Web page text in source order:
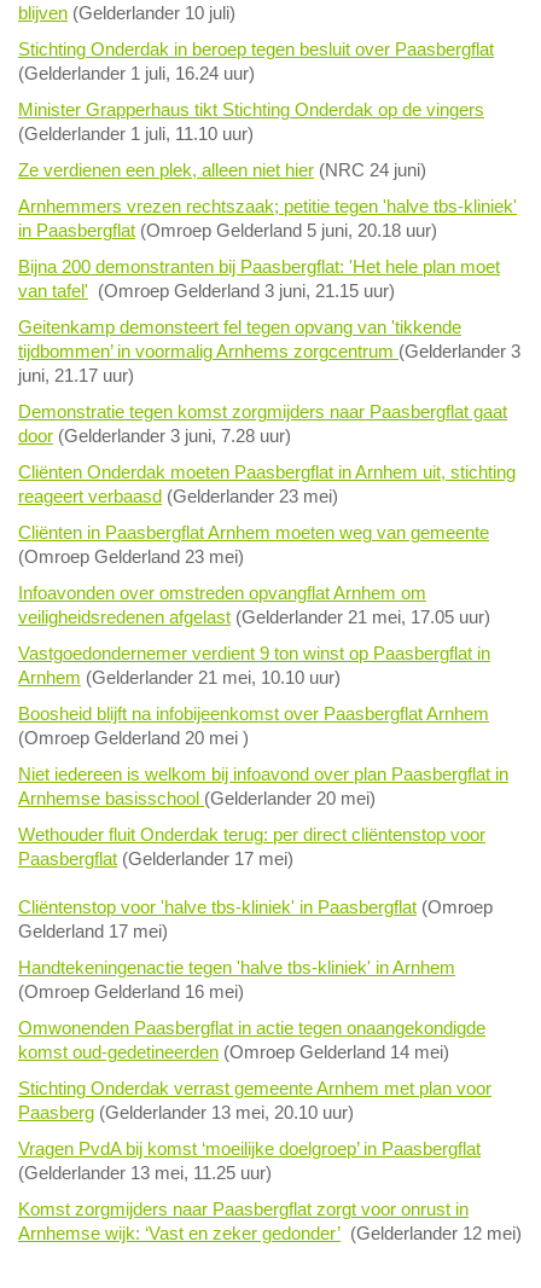
blijven (Gelderlander 10 juli)
Stichting Onderdak in beroep tegen besluit over Paasbergflat
(Gelderlander 1 juli, 16.24 uur)
Minister Grapperhaus tikt Stichting Onderdak op de vingers
(Gelderlander 1 juli, 11.10 uur)
Ze verdienen een plek, alleen niet hier (NRC 24 juni)
Arnhemmers vrezen rechtszaak; petitie tegen 'halve tbs-kliniek'
in Paasbergflat (Omroep Gelderland 5 juni, 20.18 uur)
Bijna 200 demonstranten bij Paasbergflat: 'Het hele plan moet
van tafel' (Omroep Gelderland 3 juni, 21.15 uur)
Geitenkamp demonsteert fel tegen opvang van 'tikkende
tijdbommen’ in voormalig Arnhems zorgcentrum (Gelderlander 3
juni, 21.17 uur)
Demonstratie tegen komst zorgmijders naar Paasbergflat gaat
door (Gelderlander 3 juni, 7.28 uur)
Cliënten Onderdak moeten Paasbergflat in Arnhem uit, stichting
reageert verbaasd (Gelderlander 23 mei)
Cliënten in Paasbergflat Arnhem moeten weg van gemeente
(Omroep Gelderland 23 mei)
Infoavonden over omstreden opvangflat Arnhem om
veiligheidsredenen afgelast (Gelderlander 21 mei, 17.05 uur)
Vastgoedondernemer verdient 9 ton winst op Paasbergflat in
Arnhem (Gelderlander 21 mei, 10.10 uur)
Boosheid blijft na infobijeenkomst over Paasbergflat Arnhem
(Omroep Gelderland 20 mei )
Niet iedereen is welkom bij infoavond over plan Paasbergflat in
Arnhemse basisschool (Gelderlander 20 mei)
Wethouder fluit Onderdak terug: per direct cliëntenstop voor
Paasbergflat (Gelderlander 17 mei)
Cliëntenstop voor 'halve tbs-kliniek' in Paasbergflat (Omroep
Gelderland 17 mei)
Handtekeningenactie tegen 'halve tbs-kliniek' in Arnhem
(Omroep Gelderland 16 mei)
Omwonenden Paasbergflat in actie tegen onaangekondigde
komst oud-gedetineerden (Omroep Gelderland 14 mei)
Stichting Onderdak verrast gemeente Arnhem met plan voor
Paasberg (Gelderlander 13 mei, 20.10 uur)
Vragen PvdA bij komst ‘moeilijke doelgroep’ in Paasbergflat
(Gelderlander 13 mei, 11.25 uur)
Komst zorgmijders naar Paasbergflat zorgt voor onrust in
Arnhemse wijk: ‘Vast en zeker gedonder’ (Gelderlander 12 mei)